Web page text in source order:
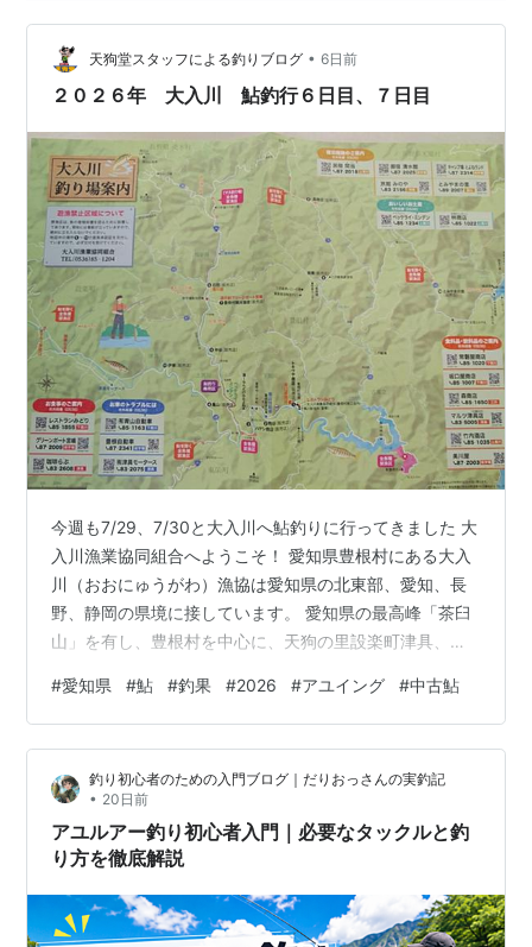
い この後同じポイントで同型が掛かりましたが、親子ど
天狗堂スタッフによる釣りブログ • 6日前
２０２６年 大入川 鮎釣行６日目、７日目
今週も7/29、7/30と大入川へ鮎釣りに行ってきました 大
入川漁業協同組合へようこそ！ 愛知県豊根村にある大入
川（おおにゅうがわ）漁協は愛知県の北東部、愛知、長
野、静岡の県境に接しています。 愛知県の最高峰「茶臼
山」を有し、豊根村を中心に、天狗の里設楽町津具、か
系が漁場です。 全国利き鮎会 準グランプリ受賞 7/27夕
立 7/28土砂降りでしたが 7/29 ほぼ平水の津具川下流 少
し開けた所から入川 こんなポイントを300ｍ程釣り下り
9:30～17:30の釣果は15～21ｃｍ 36匹（画像は囮2匹
込） 使用タックル 竿 鮎竿7.7ｍ 天上糸…
#愛知県 #鮎 #釣果 #2026 #アユイング #中古鮎
釣り初心者のための入門ブログ｜だりおっさんの実釣記
• 20日前
アユルアー釣り初心者入門｜必要なタックルと釣
り方を徹底解説